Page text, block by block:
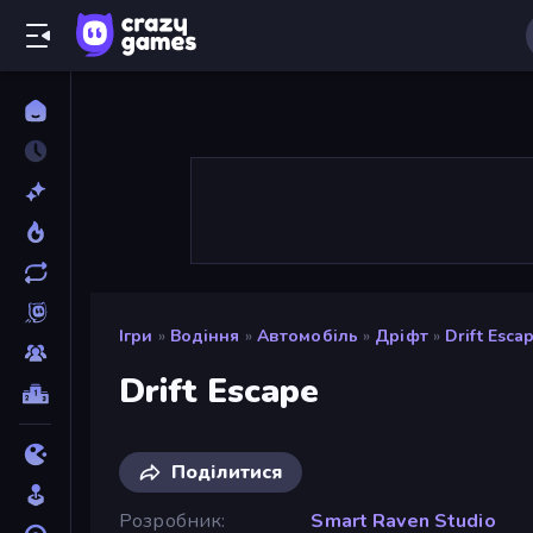
Ігри » Водіння » Автомобіль » Дріфт » Drift
Drift Escape
Поділитися
Розробник
Smart Raven Studio